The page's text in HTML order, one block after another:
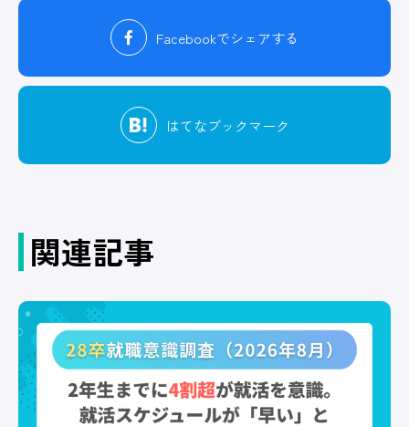
Facebookでシェアする
はてなブックマーク
関連記事